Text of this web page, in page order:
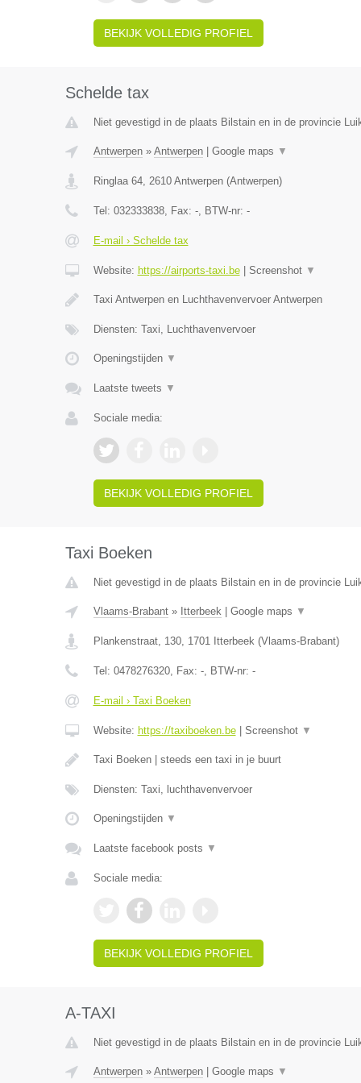
BEKIJK VOLLEDIG PROFIEL
Schelde tax
Niet gevestigd in de plaats Bilstain en in de provincie
Antwerpen» Antwerpen| Google maps ▼
Ringlaa 64, 2610 Antwerpen(Antwerpen)
Tel: 032333838, Fax: -, BTW-nr: -
E-mail › Schelde tax
Website: https://airports-taxi.be| Screenshot ▼
Taxi Antwerpen en Luchthavenvervoer Antwerpen
Diensten: Taxi, Luchthavenvervoer
Openingstijden ▼
Laatste tweets ▼
Sociale media:
BEKIJK VOLLEDIG PROFIEL
Taxi Boeken
Niet gevestigd in de plaats Bilstain en in de provincie
Vlaams-Brabant» Itterbeek| Google maps ▼
Plankenstraat, 130, 1701 Itterbeek(Vlaams-Brabant)
Tel: 0478276320, Fax: -, BTW-nr: -
E-mail › Taxi Boeken
Website: https://taxiboeken.be| Screenshot ▼
Taxi Boeken | steeds een taxi in je buurt
Diensten: Taxi, luchthavenvervoer
Openingstijden ▼
Laatste facebook posts ▼
Sociale media:
BEKIJK VOLLEDIG PROFIEL
A-TAXI
Niet gevestigd in de plaats Bilstain en in de provincie
Antwerpen» Antwerpen| Google maps ▼